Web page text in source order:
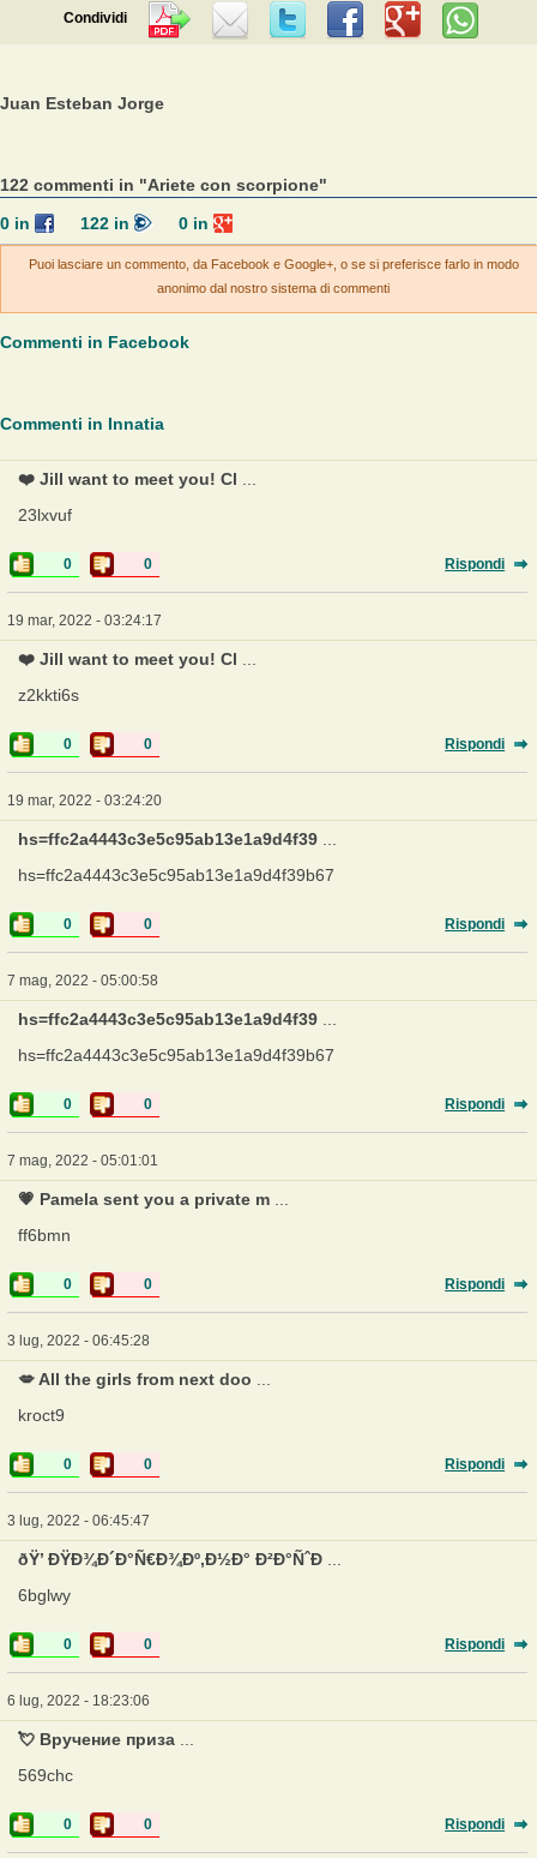
Condividi
Juan Esteban Jorge
122 commenti in "Ariete con scorpione"
0in 122in 0 in
Puoi lasciare un commento, da Facebook e Google+, o se si preferisce farlo in modo
anonimo dal nostro sistema di commenti
Commenti in Facebook
Commenti in Innatia
❤️ Jill want to meet you! Cl
23lxvuf
0 0 Rispondi
19 mar, 2022 - 03:24:17
❤️ Jill want to meet you! Cl
z2kkti6s
0 0 Rispondi
19 mar, 2022 - 03:24:20
hs=ffc2a4443c3e5c95ab13e1a9d4f39
hs=ffc2a4443c3e5c95ab13e1a9d4f39b67
0 0 Rispondi
7 mag, 2022 - 05:00:58
hs=ffc2a4443c3e5c95ab13e1a9d4f39
hs=ffc2a4443c3e5c95ab13e1a9d4f39b67
0 0 Rispondi
7 mag, 2022 - 05:01:01
💗 Pamela sent you a private m
ff6bmn
0 0 Rispondi
3 lug, 2022 - 06:45:28
💋 All the girls from next doo
kroct9
0 0 Rispondi
3 lug, 2022 - 06:45:47
ðŸ’ ÐŸÐ¾Ð´Ð°Ñ€Ð¾Ðº,Ð½Ð° Ð²Ð°ÑˆÐ
6bglwy
0 0 Rispondi
6 lug, 2022 - 18:23:06
💘 Вручение приза
569chc
0 0 Rispondi